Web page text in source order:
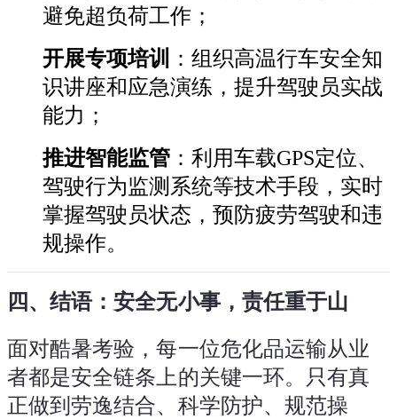
避免超负荷工作；
开展专项培训
：组织高温行车安全知
识讲座和应急演练，提升驾驶员实战
能力；
推进智能监管 ：利用车载GPS定位、
驾驶行为监测系统等技术手段，实时
掌握驾驶员状态，预防疲劳驾驶和违
规操作。
四、结语：安全无小事，责任重于山
面对酷暑考验，每一位危化品运输从业
者都是安全链条上的关键一环。只有真
正做到劳逸结合、科学防护、规范操